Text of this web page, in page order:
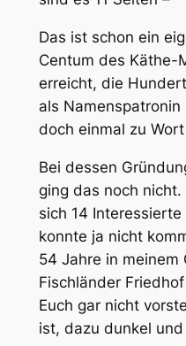
Das ist schon ein
Centum des Käthe-
erreicht, die
als
doch einmal zu
Bei dessen
ging das noch
sich 14
konnte ja nicht
54 Jahre in meinem
Fischländer
Euch gar nicht
ist, dazu dunkel und